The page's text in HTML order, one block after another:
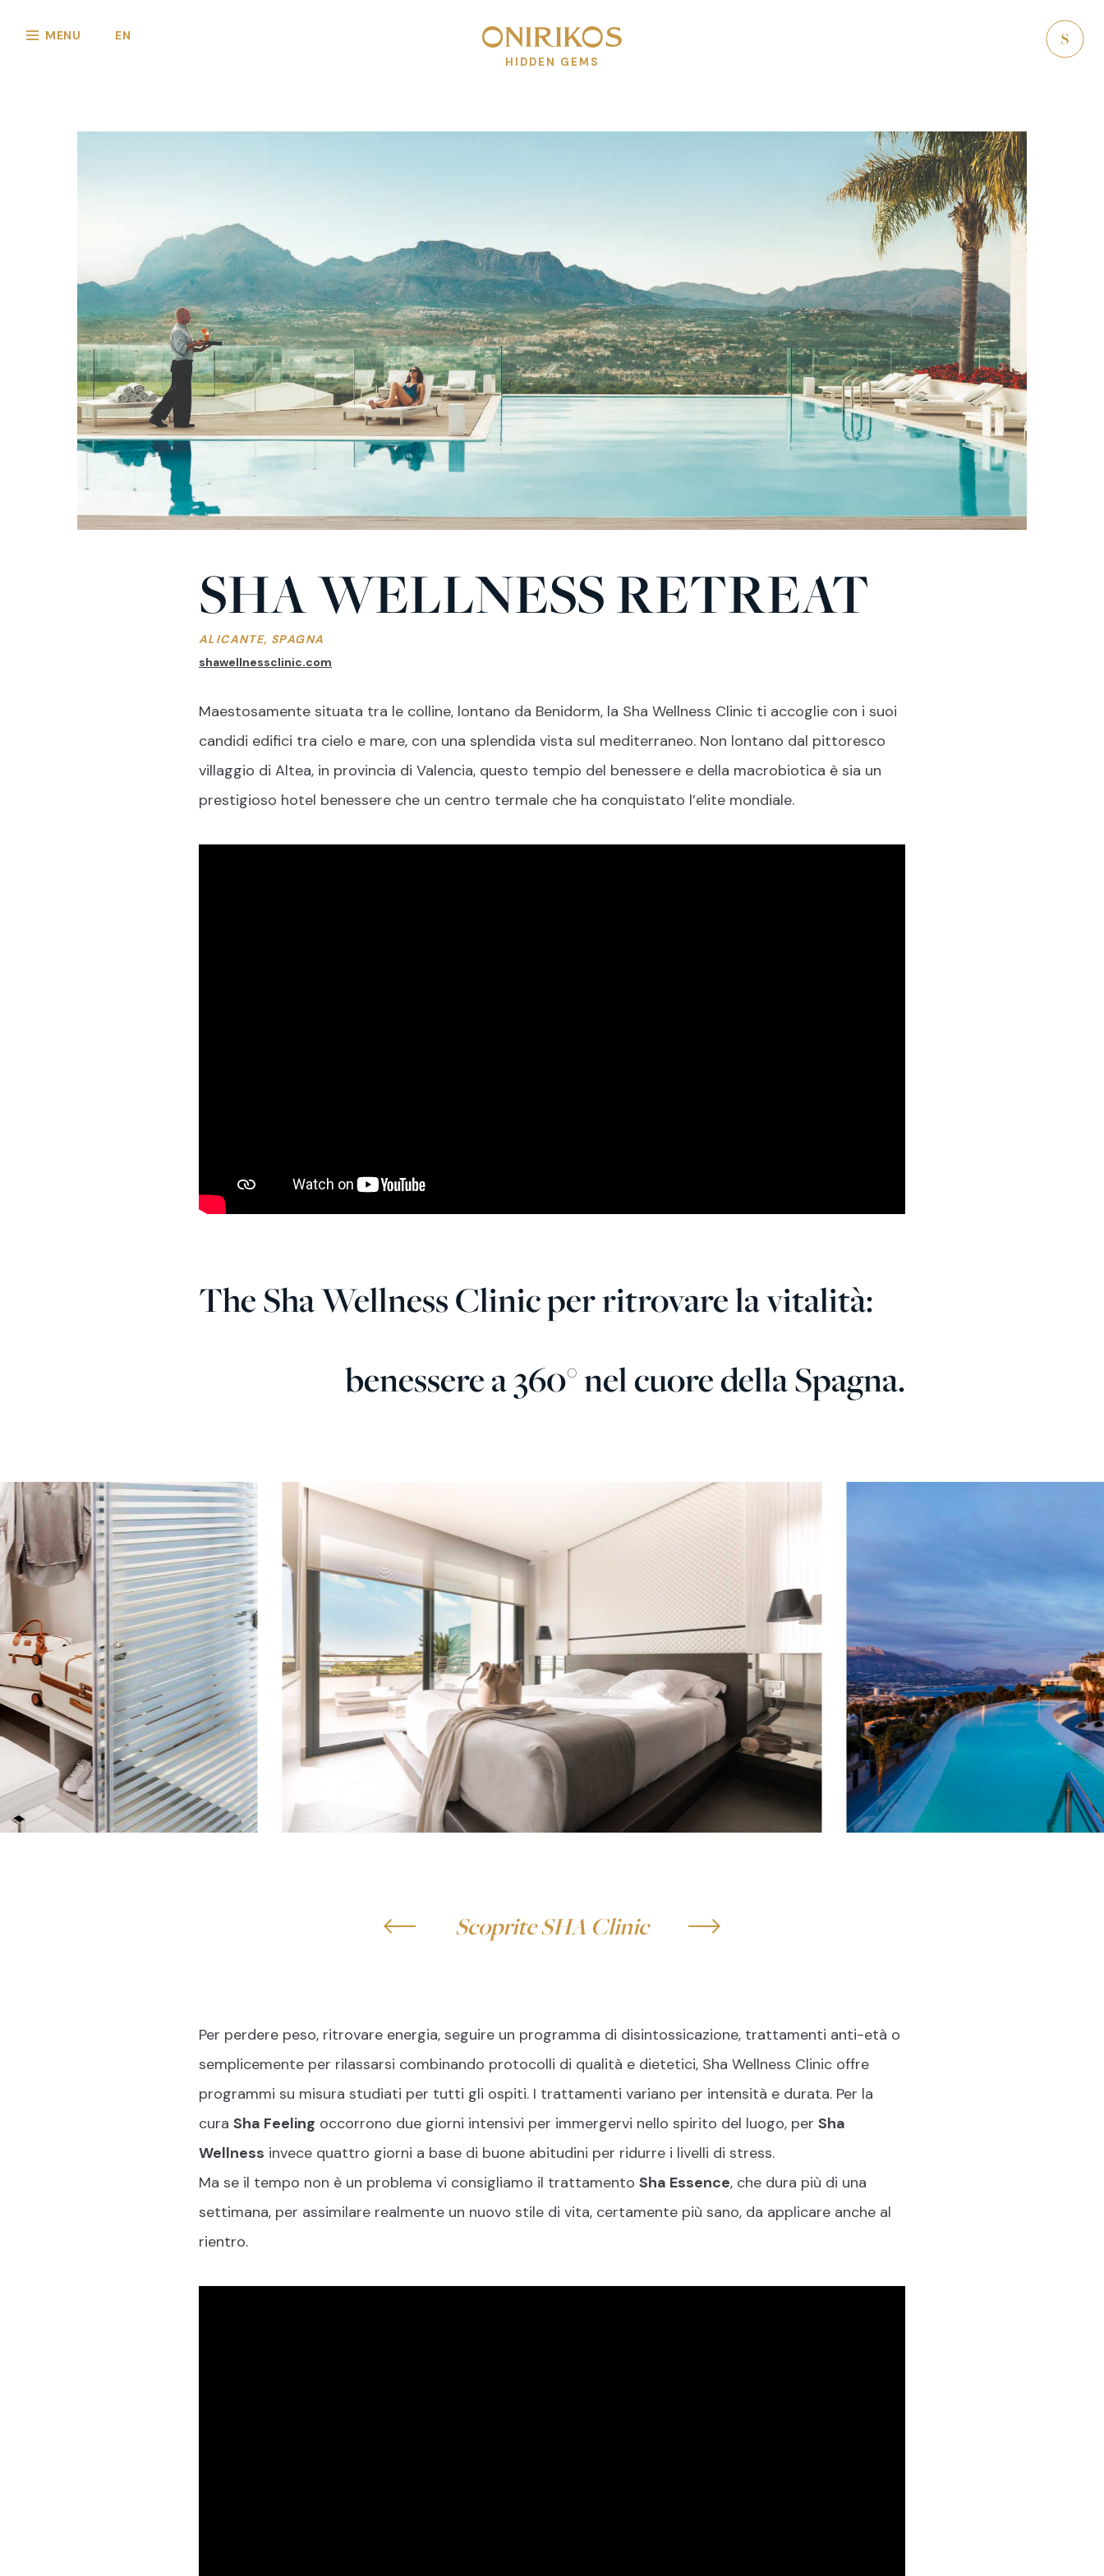
HIDDEN GEMS
MENU EN
Voyage advisor//Reliability//Creativity
Wonder’s club//Discover
Violet//Turquoise// Gold//Wood
SHA WELLNESS RETREAT
ALICANTE, SPAGNA
shawellnessclinic.com
Maestosamente situata tra le colline, lontano da Benidorm, la Sha Wellness Clinic ti accoglie con i suoi
candidi edifici tra cielo e mare, con una splendida vista sul mediterraneo. Non lontano dal pittoresco
villaggio di Altea, in provincia di Valencia, questo tempio del benessere e della macrobiotica è sia un
prestigioso hotel benessere che un centro termale che ha conquistato l’elite mondiale.
The Sha Wellness Clinic per ritrovare la vitalità:
benessere a 360° nel cuore della Spagna.
Scoprite SHA Clinic
Per perdere peso, ritrovare energia, seguire un programma di disintossicazione, trattamenti anti-età o
semplicemente per rilassarsi combinando protocolli di qualità e dietetici, Sha Wellness Clinic offre
programmi su misura studiati per tutti gli ospiti. I trattamenti variano per intensità e durata. Per la
cura Sha Feeling occorrono due giorni intensivi per immergervi nello spirito del luogo, per Sha
Wellness invece quattro giorni a base di buone abitudini per ridurre i livelli di stress.
Ma se il tempo non è un problema vi consigliamo il trattamento Sha Essence, che dura più di una
settimana, per assimilare realmente un nuovo stile di vita, certamente più sano, da applicare anche al
rientro.